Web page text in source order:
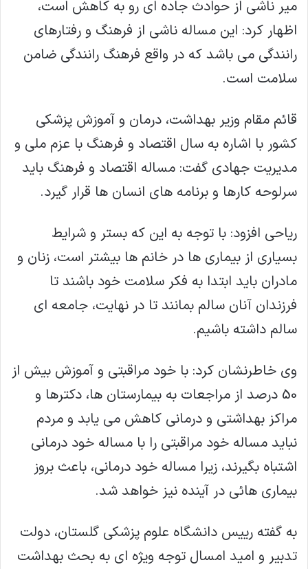
میر ناشی از حوادث جاده ای رو به کاهش است،
اظهار کرد: این مساله ناشی از فرهنگ و رفتارهای
رانندگی می باشد که در واقع فرهنگ رانندگی ضامن
سلامت است.
قائم مقام وزیر بهداشت، درمان و آموزش پزشکی
کشور با اشاره به سال اقتصاد و فرهنگ با عزم ملی و
مدیریت جهادی گفت: مساله اقتصاد و فرهنگ باید
سرلوحه کارها و برنامه های انسان ها قرار گیرد.
ریاحی افزود: با توجه به این که بستر و شرایط
بسیاری از بیماری ها در خانم ها بیشتر است، زنان و
مادران باید ابتدا به فکر سلامت خود باشند تا
فرزندان آنان سالم بمانند تا در نهایت، جامعه ای
سالم داشته باشیم.
وی خاطرنشان کرد: با خود مراقبتی و آموزش بیش از
50 درصد از مراجعات به بیمارستان ها، دکترها و
مراکز بهداشتی و درمانی کاهش می یابد و مردم
نباید مساله خود مراقبتی را با مساله خود درمانی
اشتباه بگیرند، زیرا مساله خود درمانی، باعث بروز
بیماری هائی در آینده نیز خواهد شد.
به گفته رییس دانشگاه علوم پزشکی گلستان، دولت
تدبیر و امید امسال توجه ویژه ای به بحث بهداشت